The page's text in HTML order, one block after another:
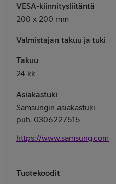
VESA-kiinnitysliitäntä
200 x 200 mm
Valmistajan takuu ja tuki
Takuu
24 kk
Asiakastuki
Samsungin asiakastuki
puh. 0306227515
https://www.samsung.com/
Tuotekoodit